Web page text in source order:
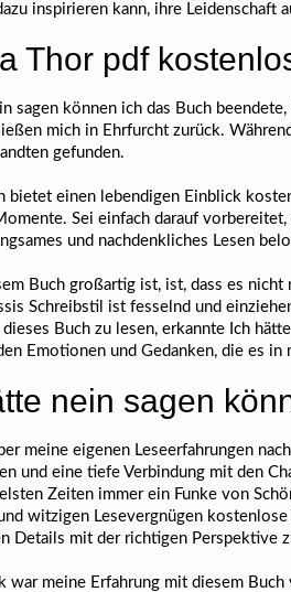
inspirieren kann, ihre Leidenschaft
Thor pdf
sagen können ich das Buch
mich in Ehrfurcht zurück.
gefunden.
bietet einen lebendigen Einblick
Sei einfach darauf
und nachdenkliches Lesen
Buch großartig ist, ist, dass es
Schreibstil ist fesselnd und
dieses Buch zu lesen, erkannte Ich
Emotionen und Gedanken, die es in
nein sagen
meine eigenen Leseerfahrungen
und eine tiefe Verbindung mit den
Zeiten immer ein Funke von
witzigen Lesevergnügen
Details mit der richtigen Perspektive
war meine Erfahrung mit diesem